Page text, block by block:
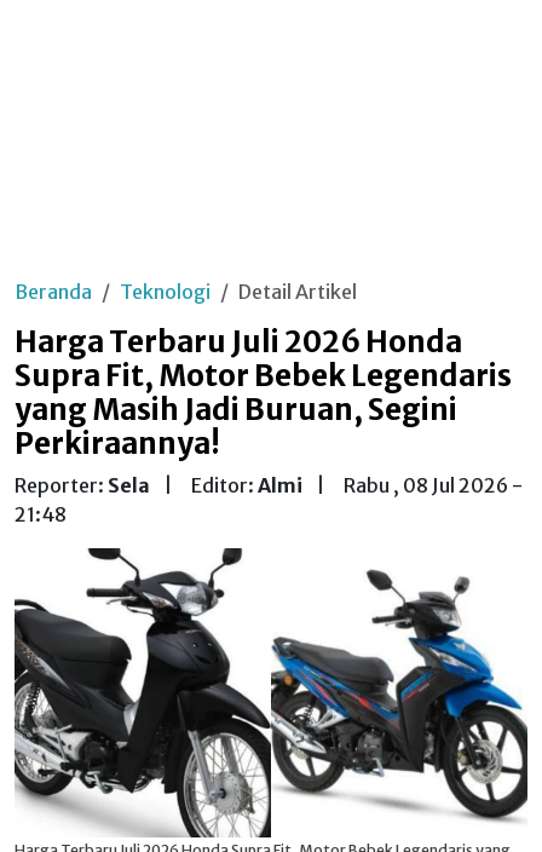
Beranda Teknologi Detail Artikel
Harga Terbaru Juli 2026 Honda
Supra Fit, Motor Bebek Legendaris
yang Masih Jadi Buruan, Segini
Perkiraannya!
Reporter: Sela Editor: Almi
Rabu , 08 Jul 2026 -
21:48